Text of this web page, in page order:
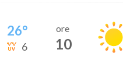
26°
6
ore
10